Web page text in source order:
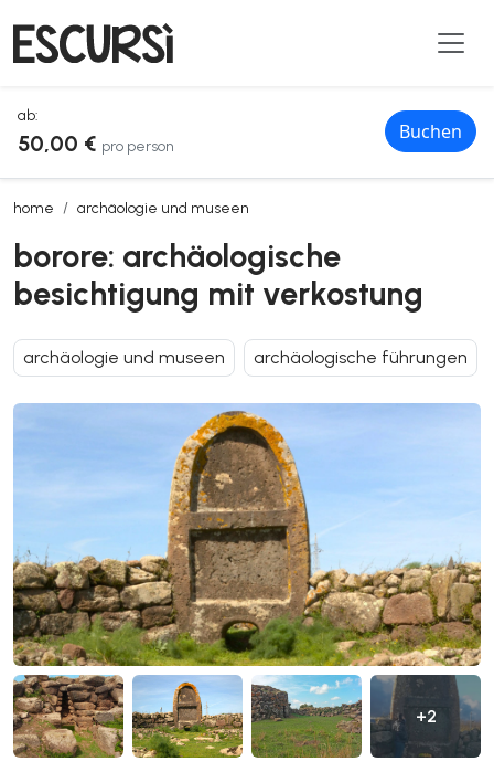
ab:
50,00 € pro person
Buchen
home archäologie und museen
borore: archäologische besichtigung mit verkostung
borore: archäologische
besichtigung mit verkostung
archäologie und museen archäologische führungen
+2